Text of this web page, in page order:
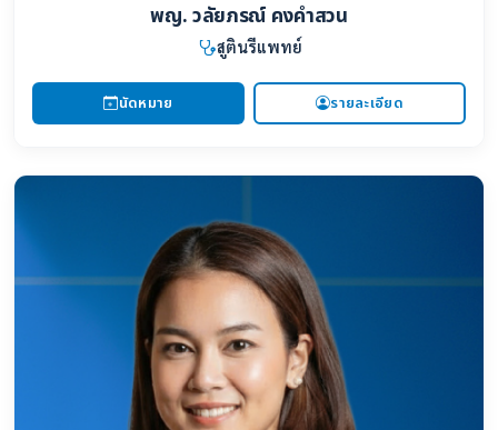
พญ. วลัยภรณ์ คงคำสวน
สูตินรีแพทย์
นัดหมาย รายละเอียด